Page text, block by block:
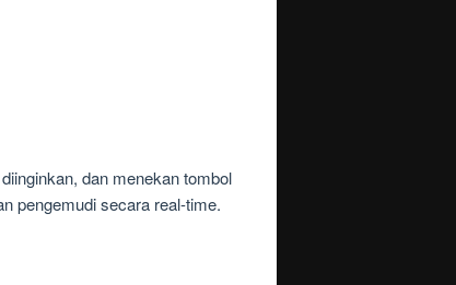
dan menekan tombol
pengemudi secara real-time.